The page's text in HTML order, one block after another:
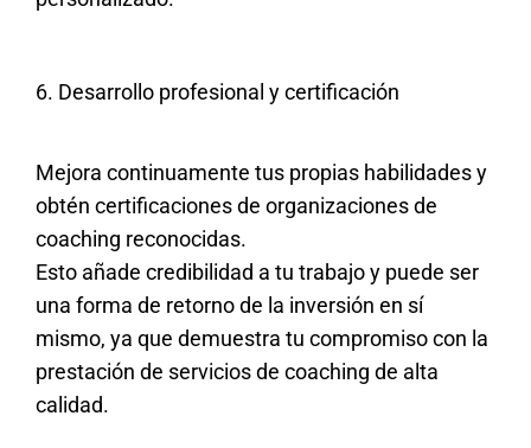
6. Desarrollo profesional y certificación
Mejora continuamente tus propias habilidades y
obtén certificaciones de organizaciones de
coaching reconocidas.
Esto añade credibilidad a tu trabajo y puede ser
una forma de retorno de la inversión en sí
mismo, ya que demuestra tu compromiso con la
prestación de servicios de coaching de alta
calidad.